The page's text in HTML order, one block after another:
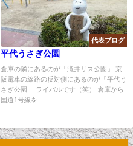
代表ブログ
平代うさぎ公園
倉庫の隣にあるのが「滝井リス公園」 京
阪電車の線路の反対側にあるのが「平代う
さぎ公園」 ライバルです（笑） 倉庫から
国道1号線を...